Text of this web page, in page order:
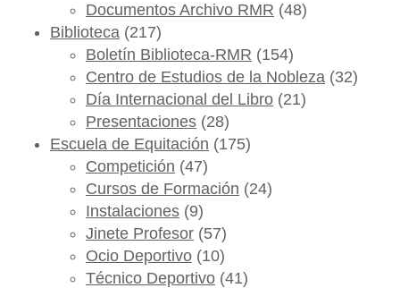
Documentos Archivo RMR (48)
Biblioteca (217)
Boletín Biblioteca-RMR (154)
Centro de Estudios de la Nobleza (32)
Día Internacional del Libro (21)
Presentaciones (28)
Escuela de Equitación (175)
Competición (47)
Cursos de Formación (24)
Instalaciones (9)
Jinete Profesor (57)
Ocio Deportivo (10)
Técnico Deportivo (41)